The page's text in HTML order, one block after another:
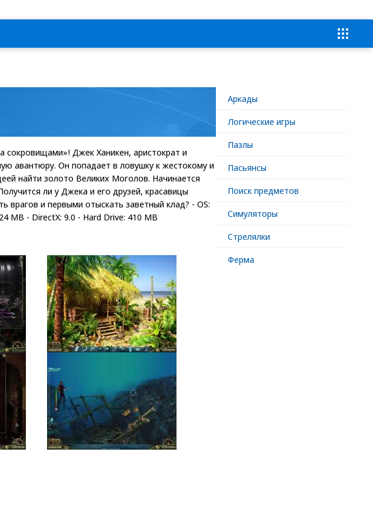
сокровищами»! Джек Ханикен, аристократ и
авантюру. Он попадает в ловушку к жестокому и
найти золото Великих Моголов. Начинается
ли у Джека и его друзей, красавицы
и первыми отыскать заветный клад? - OS:
MB - DirectX: 9.0 - Hard Drive: 410 MB
Аркады
Логические игры
Пазлы
Пасьянсы
Поиск предметов
Симуляторы
Стрелялки
Ферма